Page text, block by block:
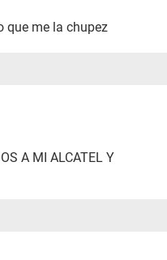
que me la chupez
A MI ALCATEL Y